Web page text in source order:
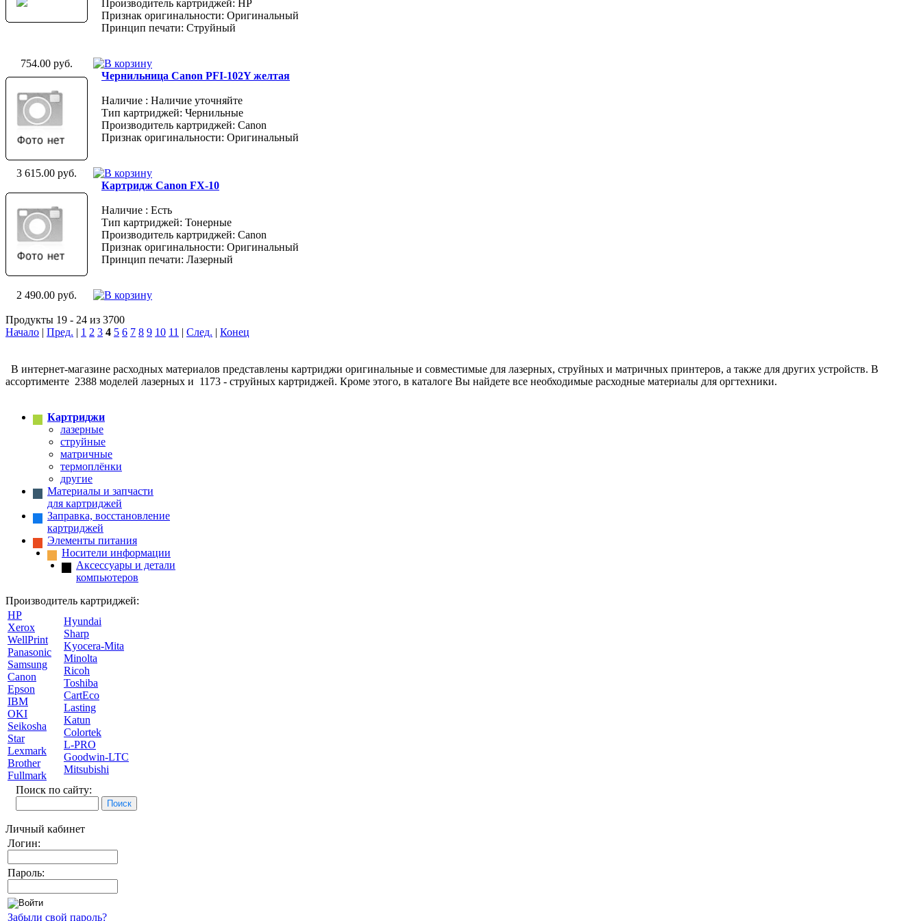
Производитель картриджей: HP
Признак оригинальности: Оригинальный
Принцип печати: Струйный
754.00 руб.
Чернильница Canon PFI-102Y желтая
Наличие : Наличие уточняйте
Тип картриджей: Чернильные
Производитель картриджей: Canon
Признак оригинальности: Оригинальный
3 615.00 руб.
Картридж Canon FX-10
Наличие : Есть
Тип картриджей: Тонерные
Производитель картриджей: Canon
Признак оригинальности: Оригинальный
Принцип печати: Лазерный
2 490.00 руб.
Продукты 19 - 24 из 3700
Начало | Пред. | 1 2 3 4 5 6 7 8 9 10 11 | След. | Конец
В интернет-магазине расходных материалов представлены картриджи оригинальные и совместимые для лазерных, струйных и матричных принтеров, а также для других устройств. В
ассортименте 2388 моделей лазерных и 1173 - струйных картриджей. Кроме этого, в каталоге Вы найдете все необходимые расходные материалы для оргтехники.
Картриджи
лазерные
струйные
матричные
термоплёнки
другие
Материалы и запчасти
для картриджей
Заправка, восстановление
картриджей
Элементы питания
Носители информации
Аксессуары и детали
компьютеров
Производитель картриджей:
HP
Xerox
WellPrint
Panasonic
Samsung
Canon
Epson
IBM
OKI
Seikosha
Star
Lexmark
Brother
Fullmark
Hyundai
Sharp
Kyocera-Mita
Minolta
Ricoh
Toshiba
CartEco
Lasting
Katun
Colortek
L-PRO
Goodwin-LTC
Mitsubishi
Поиск по сайту:
Личный кабинет
Логин:
Пароль:
Забыли свой пароль?